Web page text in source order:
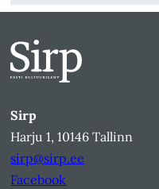
Sirp
Harju 1, 10146 Tallinn
sirp@sirp.ee
Facebook